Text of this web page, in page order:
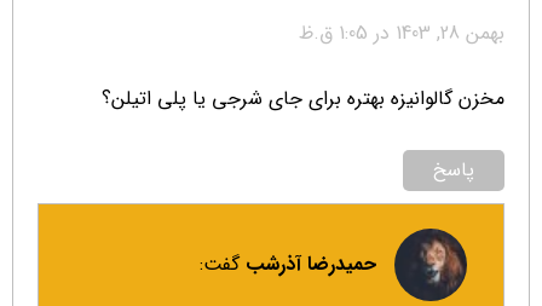
بهمن 28, 1403 در 1:05 ق.ظ
مخزن گالوانیزه بهتره برای جای شرجی یا پلی اتیلن؟
پاسخ
حمیدرضا آذرشب گفت: